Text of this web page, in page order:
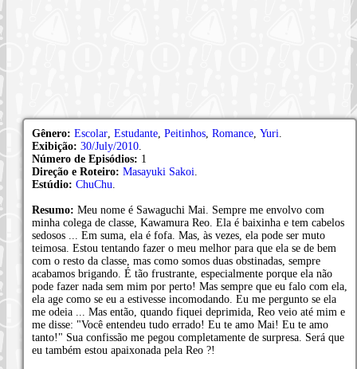
Gênero: Escolar Estudante Peitinhos Romance Yuri
Exibição: 30/July/2010
Número de Episódios: 1
Direção e Roteiro: Masayuki Sakoi
Estúdio: ChuChu
Resumo: Meu nome é Sawaguchi Mai. Sempre me envolvo com
minha colega de classe, Kawamura Reo. Ela é baixinha e tem cabelos
sedosos ... Em suma, ela é fofa. Mas, às vezes, ela pode ser muto
teimosa. Estou tentando fazer o meu melhor para que ela se de bem
com o resto da classe, mas como somos duas obstinadas, sempre
acabamos brigando. É tão frustrante, especialmente porque ela não
pode fazer nada sem mim por perto! Mas sempre que eu falo com ela,
ela age como se eu a estivesse incomodando. Eu me pergunto se ela
me odeia ... Mas então, quando fiquei deprimida, Reo veio até mim e
me disse: "Você entendeu tudo errado! Eu te amo Mai! Eu te amo
tanto!" Sua confissão me pegou completamente de surpresa. Será que
eu também estou apaixonada pela Reo ?!